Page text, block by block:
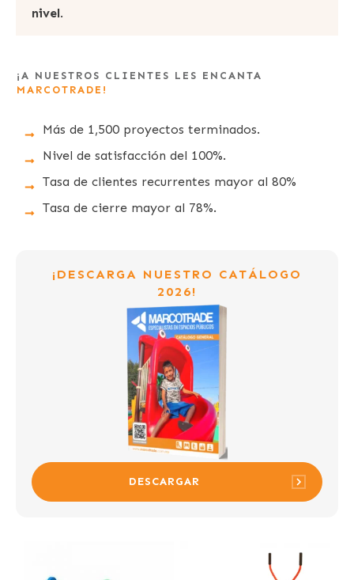
nivel.
¡A NUESTROS CLIENTES LES ENCANTA
MARCOTRADE!
Más de 1,500 proyectos terminados.
Nivel de satisfacción del 100%.
Tasa de clientes recurrentes mayor al 80%
Tasa de cierre mayor al 78%.
¡DESCARGA NUESTRO CATÁLOGO
2026!
DESCARGAR